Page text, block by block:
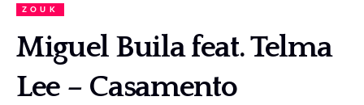
ZOUK
Miguel Buila feat. Telma
Lee – Casamento